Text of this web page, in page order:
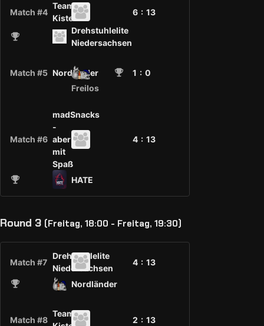
Match #4
Team
Kiste
6 : 13
Drehstuhlelite
Niedersachsen
Match #5 Nordländer 1 : 0
Freilos
Match #6
madSnacks
-
aber
mit
Spaß
4 : 13
HATE
Round 3 (Freitag, 18:00 - Freitag, 19:30)
Match #7
Drehstuhlelite
Niedersachsen
4 : 13
Nordländer
Match #8
Team
2 : 13